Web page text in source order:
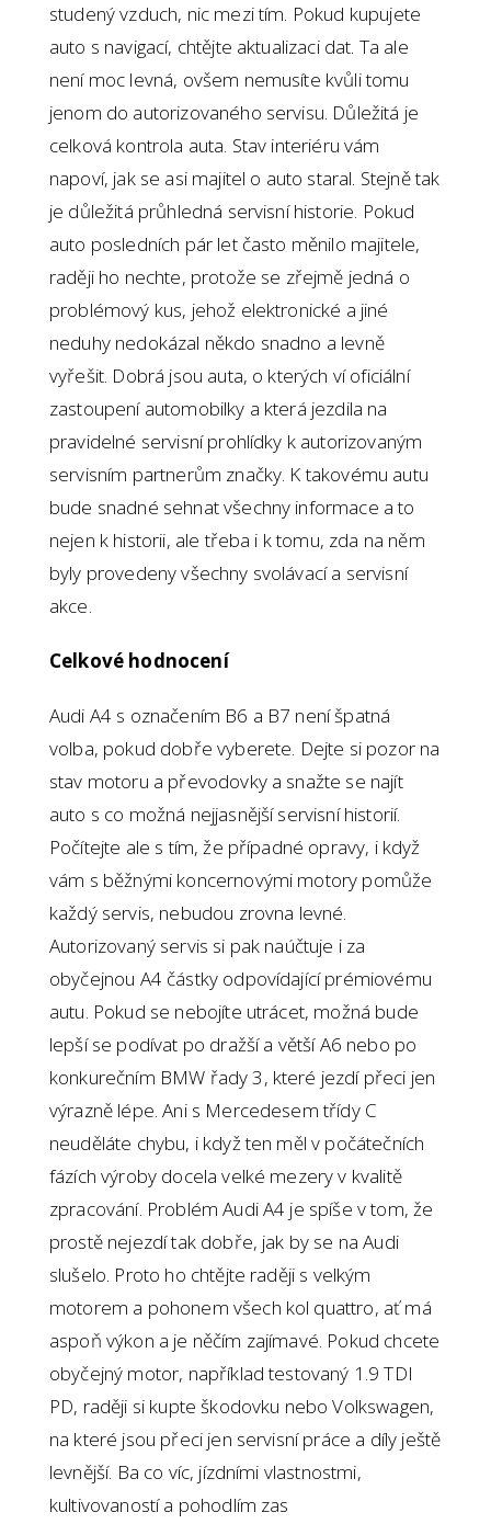
studený vzduch, nic mezi tím. Pokud kupujete
auto s navigací, chtějte aktualizaci dat. Ta ale
není moc levná, ovšem nemusíte kvůli tomu
jenom do autorizovaného servisu. Důležitá je
celková kontrola auta. Stav interiéru vám
napoví, jak se asi majitel o auto staral. Stejně tak
je důležitá průhledná servisní historie. Pokud
auto posledních pár let často měnilo majitele,
raději ho nechte, protože se zřejmě jedná o
problémový kus, jehož elektronické a jiné
neduhy nedokázal někdo snadno a levně
vyřešit. Dobrá jsou auta, o kterých ví oficiální
zastoupení automobilky a která jezdila na
pravidelné servisní prohlídky k autorizovaným
servisním partnerům značky. K takovému autu
bude snadné sehnat všechny informace a to
nejen k historii, ale třeba i k tomu, zda na něm
byly provedeny všechny svolávací a servisní
akce.
Celkové hodnocení
Audi A4 s označením B6 a B7 není špatná
volba, pokud dobře vyberete. Dejte si pozor na
stav motoru a převodovky a snažte se najít
auto s co možná nejjasnější servisní historií.
Počítejte ale s tím, že případné opravy, i když
vám s běžnými koncernovými motory pomůže
každý servis, nebudou zrovna levné.
Autorizovaný servis si pak naúčtuje i za
obyčejnou A4 částky odpovídající prémiovému
autu. Pokud se nebojíte utrácet, možná bude
lepší se podívat po dražší a větší A6 nebo po
konkurečním BMW řady 3, které jezdí přeci jen
výrazně lépe. Ani s Mercedesem třídy C
neuděláte chybu, i když ten měl v počátečních
fázích výroby docela velké mezery v kvalitě
zpracování. Problém Audi A4 je spíše v tom, že
prostě nejezdí tak dobře, jak by se na Audi
slušelo. Proto ho chtějte raději s velkým
motorem a pohonem všech kol quattro, ať má
aspoň výkon a je něčím zajímavé. Pokud chcete
obyčejný motor, například testovaný 1.9 TDI
PD, raději si kupte škodovku nebo Volkswagen,
na které jsou přeci jen servisní práce a díly ještě
levnější. Ba co víc, jízdními vlastnostmi,
kultivovaností a pohodlím zas